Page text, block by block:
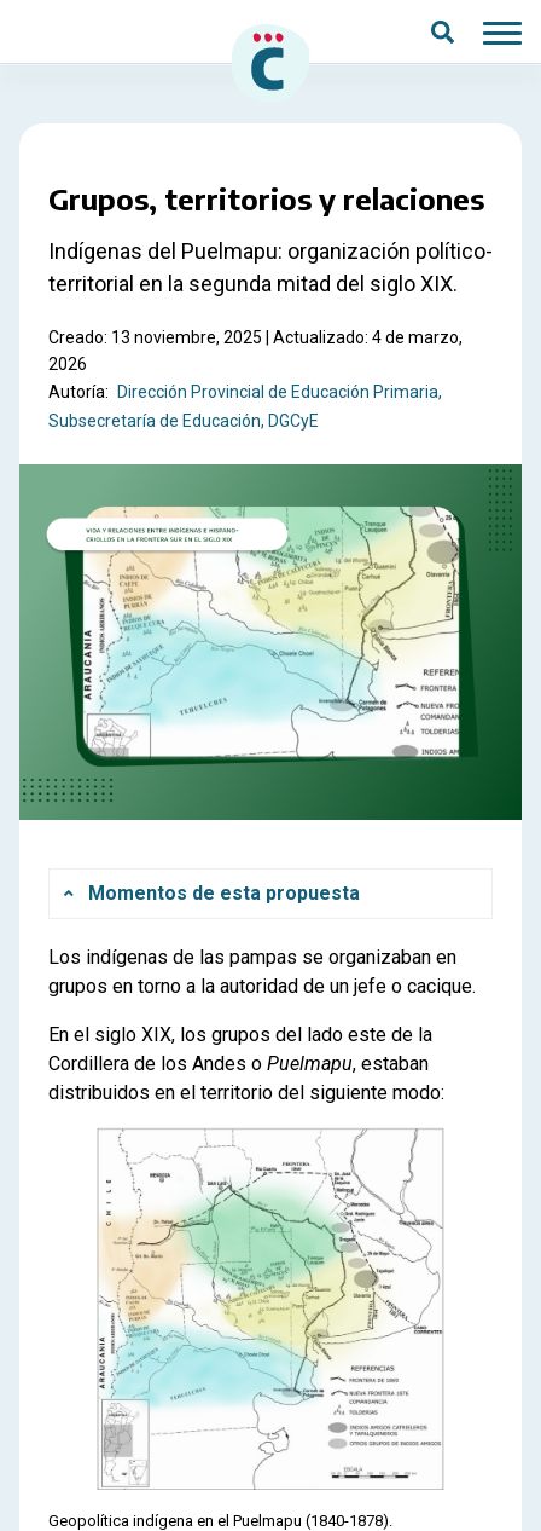
Grupos, territorios y relaciones
Indígenas del Puelmapu: organización político-
territorial en la segunda mitad del siglo XIX.
Creado: 13 noviembre, 2025 | Actualizado: 4 de marzo,
2026
Autoría:
Dirección Provincial de Educación Primaria
Subsecretaría de Educación, DGCyE
Momentos de esta propuesta
0
Orientaciones para docentes
1
La conformación de una sociedad
de frontera
Las relaciones entre sociedades
indígenas y la sociedad hispano
criolla en los siglos XVI y XIX
Vida y relaciones entre indígenas e
hispano-criollos en la frontera sur en el
siglo XIX
Los indígenas de las pampas
Grupos, territorios y relaciones
Los intercambios comerciales
La diplomacia indígena
Los caciques o lonkos
Pueblos de frontera
Las estancias en los espacios de
Los indígenas de las pampas se organizaban en
grupos en torno a la autoridad de un jefe o cacique.
En el siglo XIX, los grupos del lado este de la
Cordillera de los Andes o Puelmapu, estaban
distribuidos en el territorio del siguiente modo:
Geopolítica indígena en el Puelmapu (1840-1878).